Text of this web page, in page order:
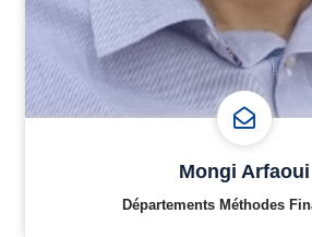
Mongi Arfaoui
Départements Méthodes